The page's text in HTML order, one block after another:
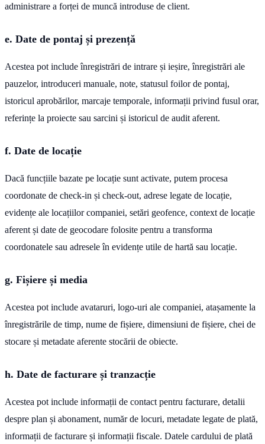
administrare a forței de muncă introduse de client.
e. Date de pontaj și prezență
Acestea pot include înregistrări de intrare și ieșire, înregistrări ale
pauzelor, introduceri manuale, note, statusul foilor de pontaj,
istoricul aprobărilor, marcaje temporale, informații privind fusul orar,
referințe la proiecte sau sarcini și istoricul de audit aferent.
f. Date de locație
Dacă funcțiile bazate pe locație sunt activate, putem procesa
coordonate de check-in și check-out, adrese legate de locație,
evidențe ale locațiilor companiei, setări geofence, context de locație
aferent și date de geocodare folosite pentru a transforma
coordonatele sau adresele în evidențe utile de hartă sau locație.
g. Fișiere și media
Acestea pot include avataruri, logo-uri ale companiei, atașamente la
înregistrările de timp, nume de fișiere, dimensiuni de fișiere, chei de
stocare și metadate aferente stocării de obiecte.
h. Date de facturare și tranzacție
Acestea pot include informații de contact pentru facturare, detalii
despre plan și abonament, număr de locuri, metadate legate de plată,
informații de facturare și informații fiscale. Datele cardului de plată